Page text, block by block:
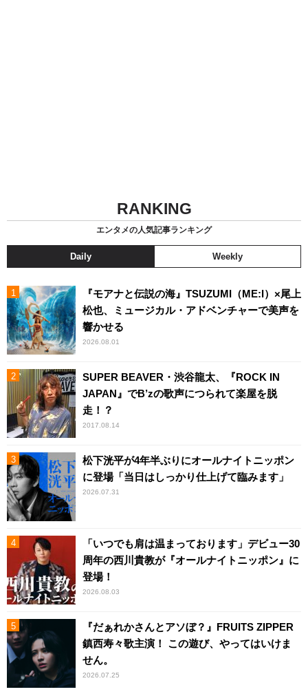
RANKING
エンタメの人気記事ランキング
Daily Weekly
『モアナと伝説の海』TSUZUMI（ME:I）×尾上
松也、ミュージカル・アドベンチャーで美声を
響かせる
2026.08.01
SUPER BEAVER・渋谷龍太、『ROCK IN
JAPAN』でB’zの歌声につられて楽屋を脱
走！？
2017.08.14
松下洸平が4年半ぶりにオールナイトニッポン
に登場「当日はしっかり仕上げて臨みます」
2026.07.31
「いつでも肩は温まっております」デビュー30
周年の西川貴教が『オールナイトニッポン』に
登場！
2026.08.03
『だぁれかさんとアソぼ？』FRUITS ZIPPER
鎮西寿々歌主演！ この遊び、やってはいけま
せん。
2026.07.25